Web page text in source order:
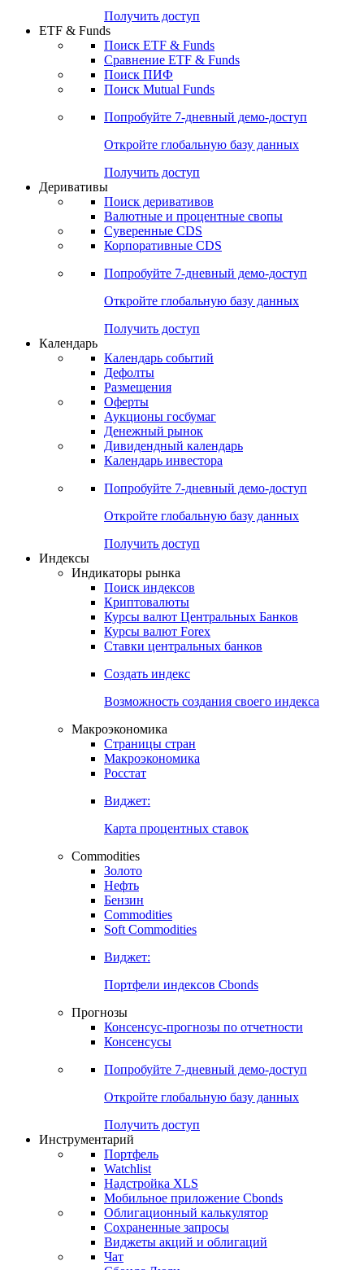
Попробуйте7-дневный
Откройте глобальную базу данных
Получить доступ
ETF & Funds
Сравнение ETF & Funds
Поиск Mutual Funds
Попробуйте7-дневный
Откройте глобальную базу данных
Получить доступ
Деривативы
Валютные и процентные свопы
Корпоративные CDS
Попробуйте7-дневный
Откройте глобальную базу данных
Получить доступ
Календарь
Календарь событий
Дефолты
Размещения
Оферты
Денежный рынок
Календарь инвестора
Попробуйте7-дневный
Откройте глобальную базу данных
Получить доступ
Индикаторы рынка
Поиск индексов
Курсы валют Центральных Банков
Ставки центральных банков
Создать индекс
Возможность создания своего индекса
Страницы стран
Росстат
Виджет:
Карта процентных ставок
Commodities
Золото
Бензин
Soft Commodities
Виджет:
Портфели индексов Cbonds
Прогнозы
Консенсусы
Попробуйте7-дневный
Откройте глобальную базу данных
Получить доступ
Инструментарий
Портфель
Watchlist
Надстройка XLS
Мобильное приложение Cbonds